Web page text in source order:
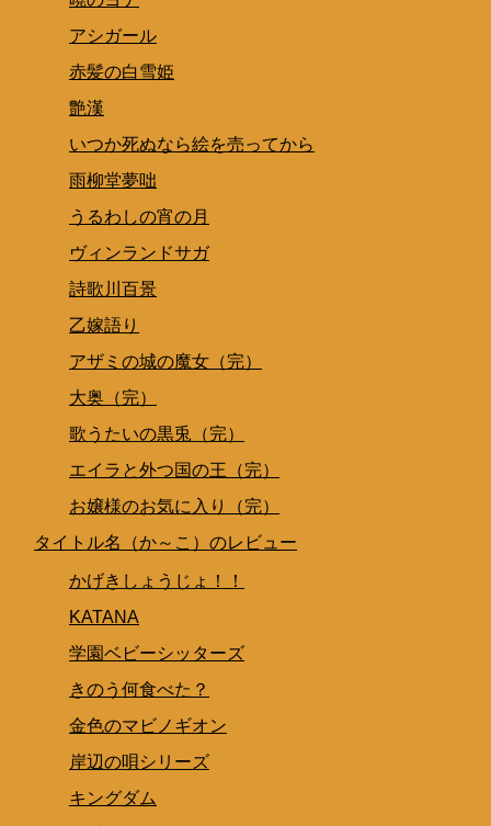
アシガール
赤髪の白雪姫
艶漢
いつか死ぬなら絵を売ってから
雨柳堂夢咄
うるわしの宵の月
ヴィンランドサガ
詩歌川百景
乙嫁語り
アザミの城の魔女（完）
大奥（完）
歌うたいの黒兎（完）
エイラと外つ国の王（完）
お嬢様のお気に入り（完）
タイトル名（か～こ）のレビュー
かげきしょうじょ！！
KATANA
学園ベビーシッターズ
きのう何食べた？
金色のマビノギオン
岸辺の唄シリーズ
キングダム